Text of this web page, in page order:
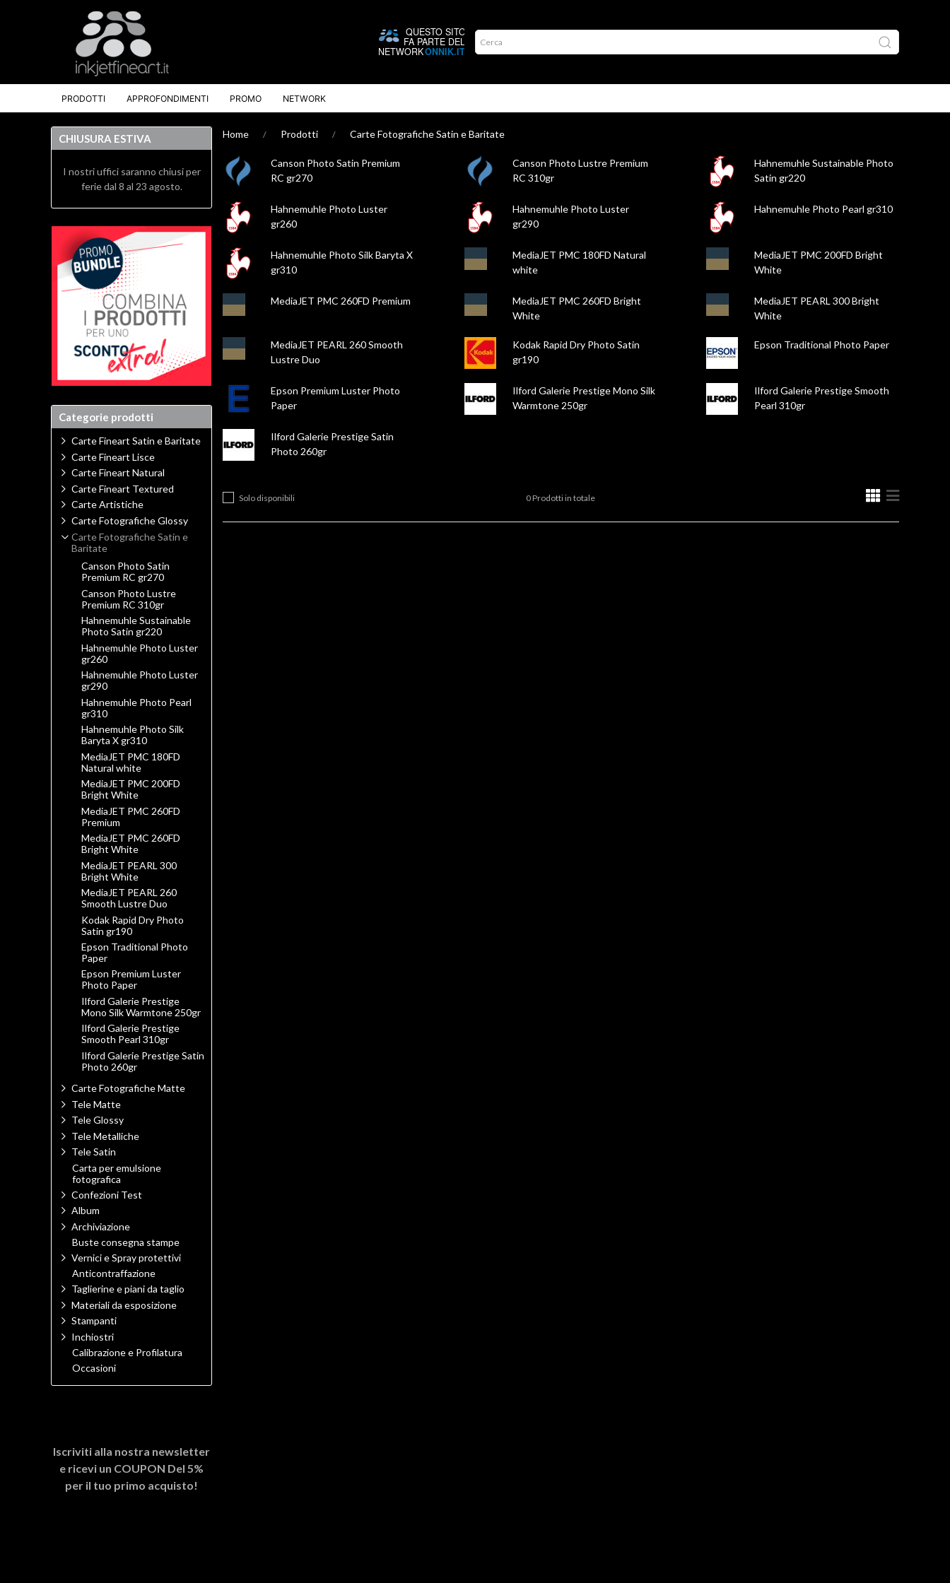
PRODOTTI APPROFONDIMENTI PROMO NETWORK
Home Prodotti Carte Fotografiche Satin e Baritate
Canson Photo Satin Premium
RC gr270
Canson Photo Lustre Premium
RC 310gr
Hahnemuhle Sustainable Photo
Satin gr220
Hahnemuhle Photo Luster
gr260
Hahnemuhle Photo Luster
gr290
Hahnemuhle Photo Pearl gr310
Hahnemuhle Photo Silk Baryta X
gr310
MediaJET PMC 180FD Natural
white
MediaJET PMC 200FD Bright
White
MediaJET PMC 260FD Premium
MediaJET PMC 260FD Bright
White
MediaJET PEARL 300 Bright
White
MediaJET PEARL 260 Smooth
Lustre Duo
Kodak Rapid Dry Photo Satin
gr190
Epson Traditional Photo Paper
Epson Premium Luster Photo
Paper
Ilford Galerie Prestige Mono Silk
Warmtone 250gr
Ilford Galerie Prestige Smooth
Pearl 310gr
Ilford Galerie Prestige Satin
Photo 260gr
Solo disponibili 0 Prodotti in totale
CHIUSURA ESTIVA
I nostri uffici saranno chiusi per
ferie dal 8 al 23 agosto.
Categorie prodotti
Carte Fineart Satin e Baritate
Carte Fineart Lisce
Carte Fineart Natural
Carte Fineart Textured
Carte Artistiche
Carte Fotografiche Glossy
Carte Fotografiche Satin e
Baritate
Canson Photo Satin
Premium RC gr270
Canson Photo Lustre
Premium RC 310gr
Hahnemuhle Sustainable
Photo Satin gr220
Hahnemuhle Photo Luster
gr260
Hahnemuhle Photo Luster
gr290
Hahnemuhle Photo Pearl
gr310
Hahnemuhle Photo Silk
Baryta X gr310
MediaJET PMC 180FD
Natural white
MediaJET PMC 200FD
Bright White
MediaJET PMC 260FD
Premium
MediaJET PMC 260FD
Bright White
MediaJET PEARL 300
Bright White
MediaJET PEARL 260
Smooth Lustre Duo
Kodak Rapid Dry Photo
Satin gr190
Epson Traditional Photo
Paper
Epson Premium Luster
Photo Paper
Ilford Galerie Prestige
Mono Silk Warmtone 250gr
Ilford Galerie Prestige
Smooth Pearl 310gr
Ilford Galerie Prestige Satin
Photo 260gr
Carte Fotografiche Matte
Tele Matte
Tele Glossy
Tele Metalliche
Tele Satin
Carta per emulsione
fotografica
Confezioni Test
Album
Archiviazione
Buste consegna stampe
Vernici e Spray protettivi
Anticontraffazione
Taglierine e piani da taglio
Materiali da esposizione
Stampanti
Inchiostri
Calibrazione e Profilatura
Occasioni
Iscriviti alla nostra newsletter
e ricevi un COUPON Del 5%
per il tuo primo acquisto!